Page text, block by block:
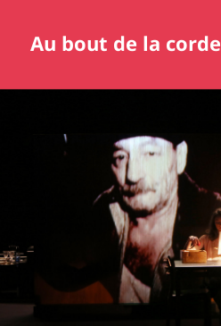
Au bout de la corde